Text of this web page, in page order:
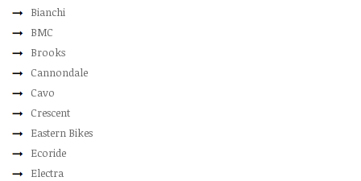
Bianchi
BMC
Brooks
Cannondale
Cavo
Crescent
Eastern Bikes
Ecoride
Electra